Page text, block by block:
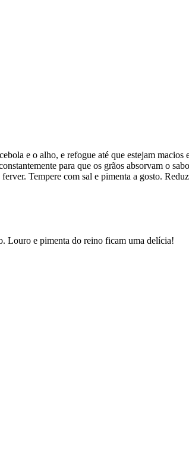
e o alho, e refogue até que estejam macios
para que os grãos absorvam o
Tempere com sal e pimenta a gosto.
Louro e pimenta do reino ficam uma delícia!